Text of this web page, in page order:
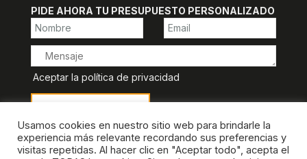
PIDE AHORA TU PRESUPUESTO PERSONALIZADO
Aceptar la política de privacidad
Usamos cookies en nuestro sitio web para brindarle la
experiencia más relevante recordando sus preferencias y
visitas repetidas. Al hacer clic en "Aceptar todo", acepta el